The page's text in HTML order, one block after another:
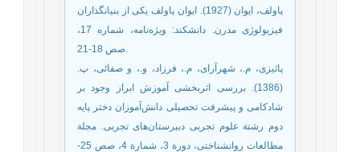
پاولف، ایوان (1927). ایوان پاولف یکی از بنیانگذاران
فیزیولوژی مدرن. دانشکند: ویژه‌نامه، شماره 17،
صص 18-21.
پائیزی، م.، شهرآرای، م.، فرزاد، و.، و صفائی، پ.
(1386). بررسی اثربخشی آموزش ابراز وجود بر
شادکامی و پیشرفت تحصیلی دانش‌آموزان دختر پایه
دوم رشتة علوم تجربی دبیرستان‌های تجربی. مجلة
مطالعات روانشناختی، دورة 3، شمارة 4، صص 25-